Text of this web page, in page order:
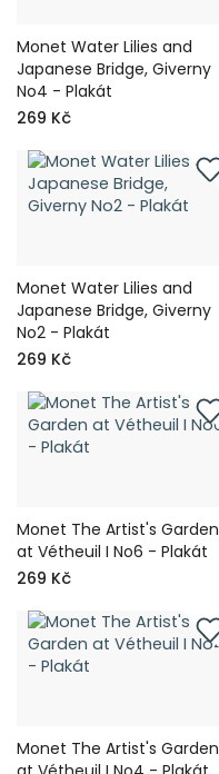
Monet Water Lilies and
Japanese Bridge, Giverny
No4 - Plakát
269 Kč
Monet Water Lilies and
Japanese Bridge, Giverny
No2 - Plakát
269 Kč
Monet The Artist's Garden
at Vétheuil I No6 - Plakát
269 Kč
Monet The Artist's Garden